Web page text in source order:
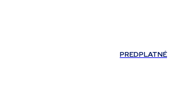
PREDPLATNÉ